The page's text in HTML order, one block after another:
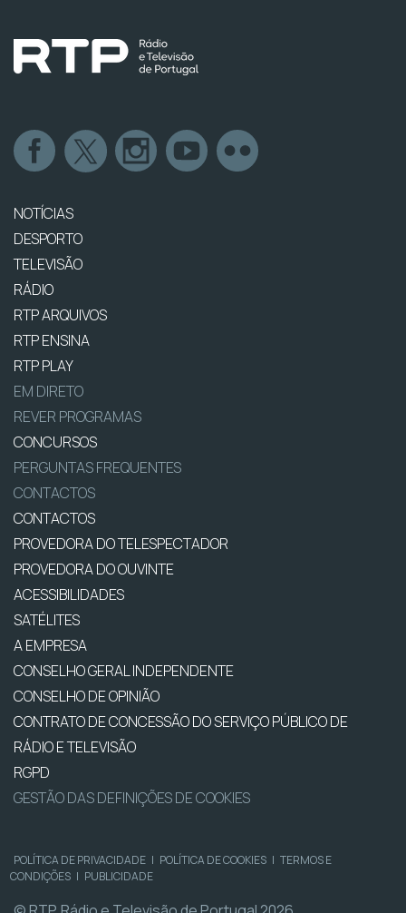
NOTÍCIAS
DESPORTO
TELEVISÃO
RÁDIO
RTP ARQUIVOS
RTP ENSINA
RTP PLAY
EM DIRETO
REVER PROGRAMAS
CONCURSOS
PERGUNTAS FREQUENTES
CONTACTOS
CONTACTOS
PROVEDORA DO TELESPECTADOR
PROVEDORA DO OUVINTE
ACESSIBILIDADES
SATÉLITES
A EMPRESA
CONSELHO GERAL INDEPENDENTE
CONSELHO DE OPINIÃO
CONTRATO DE CONCESSÃO DO SERVIÇO PÚBLICO DE
RÁDIO E TELEVISÃO
RGPD
GESTÃO DAS DEFINIÇÕES DE COOKIES
POLÍTICA DE PRIVACIDADE | POLÍTICA DE COOKIES | TERMOS E
CONDIÇÕES | PUBLICIDADE